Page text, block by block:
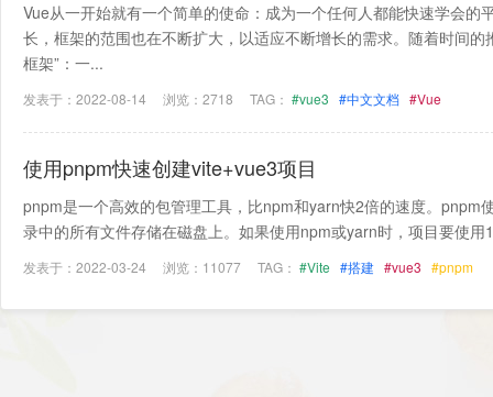
Vue从一开始就有一个简单的使命：成为一个任何人都能快速学会的
长，框架的范围也在不断扩大，以适应不断增长的需求。随着时间的
框架”：一...
发表于：2022-08-14 浏览：2718 TAG： #vue3 #中文文档 #Vue
使用pnpm快速创建vite+vue3项目
pnpm是一个高效的包管理工具，比npm和yarn快2倍的速度。pnpm
录中的所有文件存储在磁盘上。如果使用npm或yarn时，项目要使
发表于：2022-03-24 浏览：11077 TAG： #Vite #搭建 #vue3 #pnpm